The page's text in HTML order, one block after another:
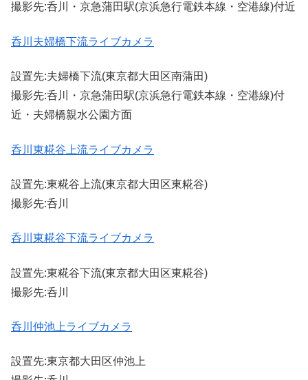
撮影先:呑川・京急蒲田駅(京浜急行電鉄本線・空港線)付近
呑川夫婦橋下流ライブカメラ
設置先:夫婦橋下流(東京都大田区南蒲田)
撮影先:呑川・京急蒲田駅(京浜急行電鉄本線・空港線)付
近・夫婦橋親水公園方面
呑川東糀谷上流ライブカメラ
設置先:東糀谷上流(東京都大田区東糀谷)
撮影先:呑川
呑川東糀谷下流ライブカメラ
設置先:東糀谷下流(東京都大田区東糀谷)
撮影先:呑川
呑川仲池上ライブカメラ
設置先:東京都大田区仲池上